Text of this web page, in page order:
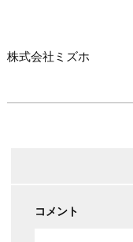
株式会社ミズホ
コメント